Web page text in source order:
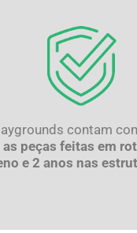
contam
as peças feitas em
e 2 anos nas